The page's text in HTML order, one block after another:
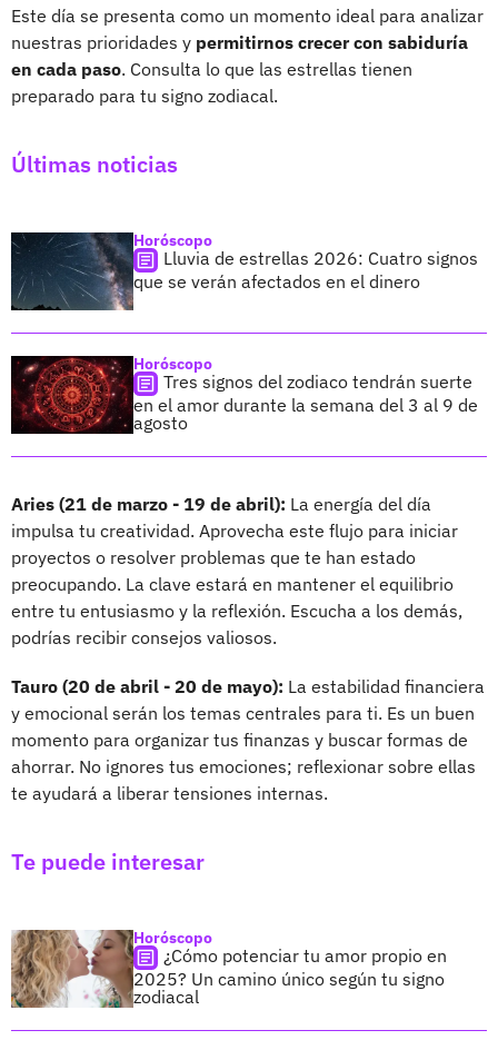
Este día se presenta como un momento ideal para analizar
nuestras prioridades y permitirnos crecer con sabiduría
en cada paso. Consulta lo que las estrellas tienen
preparado para tu signo zodiacal.
Últimas noticias
Horóscopo
Lluvia de estrellas 2026: Cuatro signos
que se verán afectados en el dinero
Horóscopo
Tres signos del zodiaco tendrán suerte
en el amor durante la semana del 3 al 9 de
agosto
Aries (21 de marzo - 19 de abril): La energía del día
impulsa tu creatividad. Aprovecha este flujo para iniciar
proyectos o resolver problemas que te han estado
preocupando. La clave estará en mantener el equilibrio
entre tu entusiasmo y la reflexión. Escucha a los demás,
podrías recibir consejos valiosos.
Tauro (20 de abril - 20 de mayo): La estabilidad financiera
y emocional serán los temas centrales para ti. Es un buen
momento para organizar tus finanzas y buscar formas de
ahorrar. No ignores tus emociones; reflexionar sobre ellas
te ayudará a liberar tensiones internas.
Te puede interesar
Horóscopo
¿Cómo potenciar tu amor propio en
2025? Un camino único según tu signo
zodiacal